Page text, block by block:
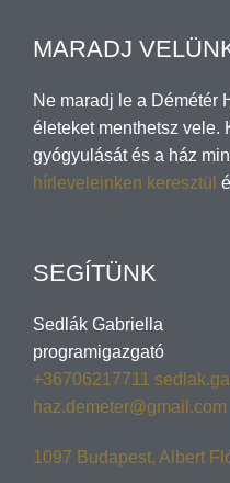
MARADJ
Ne maradj le a Démétér
életeket menthetsz vele.
gyógyulását és a ház
hírleveleinken keresztül
SEGÍTÜNK
Sedlák Gabriella
programigazgató
+36706217711
haz.demeter@gmail.com
1097 Budapest, Albert